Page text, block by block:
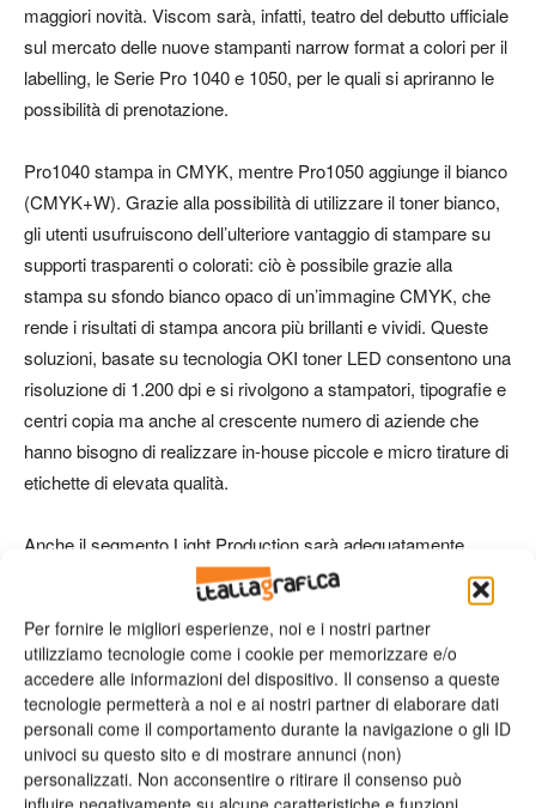
Per fornire le migliori esperienze, noi e i nostri partner
utilizziamo tecnologie come i cookie per memorizzare e/o
accedere alle informazioni del dispositivo. Il consenso a queste
tecnologie permetterà a noi e ai nostri partner di elaborare dati
personali come il comportamento durante la navigazione o gli ID
univoci su questo sito e di mostrare annunci (non)
personalizzati. Non acconsentire o ritirare il consenso può
maggiori novità. Viscom sarà, infatti, teatro del debutto ufficiale
sul mercato delle nuove stampanti narrow format a colori per il
labelling, le Serie Pro 1040 e 1050, per le quali si apriranno le
possibilità di prenotazione.
Pro1040 stampa in CMYK, mentre Pro1050 aggiunge il bianco
(CMYK+W). Grazie alla possibilità di utilizzare il toner bianco,
gli utenti usufruiscono dell’ulteriore vantaggio di stampare su
supporti trasparenti o colorati: ciò è possibile grazie alla
stampa su sfondo bianco opaco di un’immagine CMYK, che
rende i risultati di stampa ancora più brillanti e vividi. Queste
soluzioni, basate su tecnologia OKI toner LED consentono una
risoluzione di 1.200 dpi e si rivolgono a stampatori, tipografie e
centri copia ma anche al crescente numero di aziende che
hanno bisogno di realizzare in-house piccole e micro tirature di
etichette di elevata qualità.
Anche il segmento Light Production sarà adeguatamente
rappresentato: ci sarà la rinomata Serie Pro con: Pro9541 e
Pro9542, stampanti Digital LED SRA3 a cinque colori, Pro6410
NeonColor, stampante A4 con toner neon e la recente
Pro8432WT, dispositivo per stampa A3 con toner bianco. I
visitatori potranno apprezzare la pionieristica tecnologia
CMYK+1 di OKI, dotata di toner bianco con una coprenza
assoluta e neon che consentono la stampa di colori
estremamente vividi e vibranti. Le tecnologie Pro realizzano